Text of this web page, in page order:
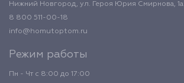
Нижний Новгород, ул. Героя Юрия Смирнова, 1а
8 800 511-00-18
info@homutoptom.ru
Режим работы
Пн - Чт с 8:00 до 17:00